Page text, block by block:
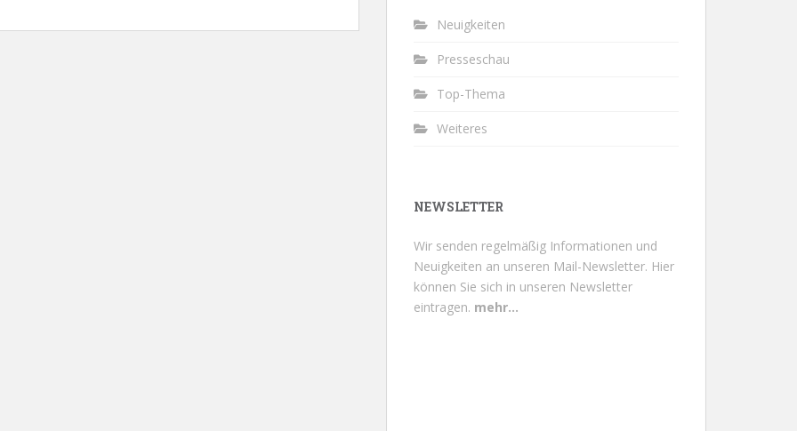
Neuigkeiten
Presseschau
Top-Thema
Weiteres
NEWSLETTER
Wir senden regelmäßig Informationen und
Neuigkeiten an unseren Mail-Newsletter. Hier
können Sie sich in unseren Newsletter
eintragen. mehr...